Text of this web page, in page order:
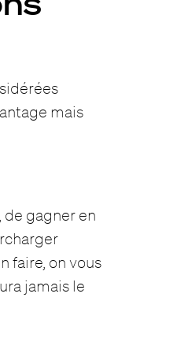
mais
gagner en
faire, on vous
jamais le